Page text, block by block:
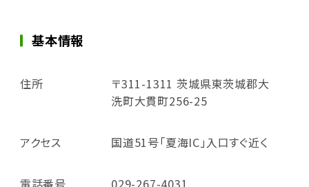
基本情報
住所
〒311-1311 茨城県東茨城郡大
洗町大貫町256-25
アクセス 国道51号「夏海IC」入口すぐ近く
電話番号 029-267-4031